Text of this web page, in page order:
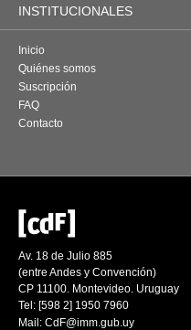
INSTITUCIONALES
Inicio
Quiénes somos
Suscripción
FAQ
Contacto
Av. 18 de Julio 885
(entre Andes y Convención)
CP 11100. Montevideo. Uruguay
Tel: [598 2] 1950 7960
Mail: CdF@imm.gub.uy